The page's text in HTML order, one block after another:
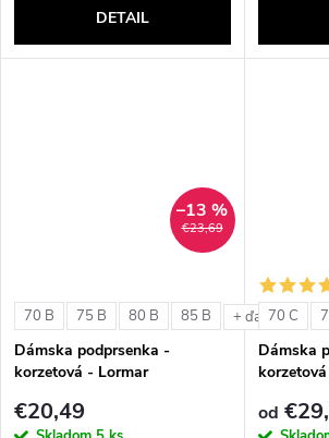
DETAIL
€23,69
–13 %
70 B 75 B 80 B 85 B + ďalšie
Dámska podprsenka -
korzetová - Lormar
€20,49
70 C
Dámska
od